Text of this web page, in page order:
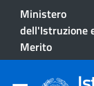
Ministero
dell'Istruzione
Merito